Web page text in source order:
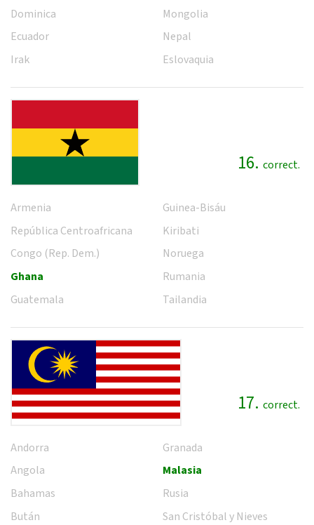
Dominica
Ecuador
Irak
Mongolia
Nepal
Eslovaquia
16. correct.
Armenia
República Centroafricana
Congo (Rep. Dem.)
Ghana
Guatemala
Guinea-Bisáu
Kiribati
Noruega
Rumania
Tailandia
17. correct.
Andorra
Angola
Bahamas
Bután
Granada
Malasia
Rusia
San Cristóbal y Nieves